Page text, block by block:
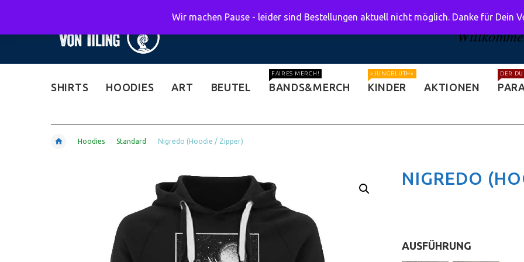
SHIRTS HOODIES ART BEUTEL BANDS&MERCH
FAIRES MERCH!
KINDER
»JUNGBLUTH«
AKTIONEN
DER
Hoodies Standard Nigredo (Hoodie / Zipper)
NIGREDO
AUSFÜHRUNG
Wir machen Pause - leider sind Bestellungen aktuell nicht möglich. Danke für Dein